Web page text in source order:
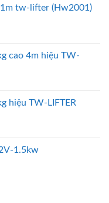
1m tw-lifter (Hw2001)
cao 4m hiệu TW-
hiệu TW-LIFTER
1.5kw